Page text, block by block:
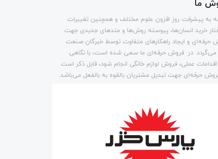
ما
به پیشرفت روز افزون علوم مختلف و همچنین تغییرات
خرید انسان‌ها، پیوسته روش‌ها و متد‌های جدیدی جهت
حرفه‌ای و ایجاد راهکارهای متفاوت توسط خبرگان صنعت
می‌گردد. در فروش حرفه‌ای ما سعی شده است، با نگاهی
عملی، فروش لوازم خانگی انجام شود، قابل ذکر است
حرفه‌ای جهت تبدیل مشتریان بالقوه به بالفعل می‌باشد.